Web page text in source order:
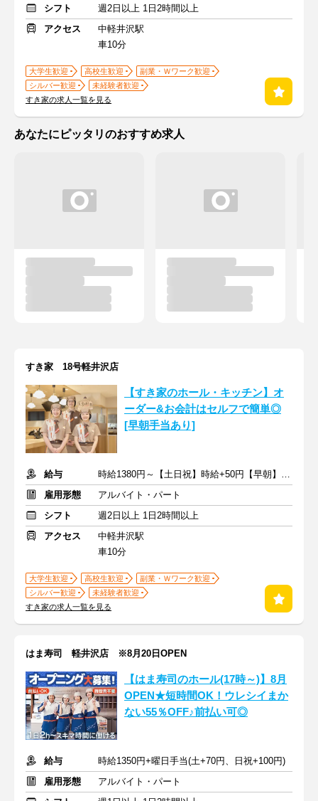
シフト
週2日以上 1日2時間以上
アクセス
中軽井沢駅
車10分
大学生歓迎 高校生歓迎
副業・Ｗワーク歓迎
シルバー歓迎
未経験者歓迎
すき家の求人一覧を見る
あなたにピッタリのおすすめ求人
すき家 18号軽井沢店
【すき家のホール・キッチン】オ
ーダー&お会計はセルフで簡単◎
[早朝手当あり]
給与
時給1380円～【土日祝】時給+50円【早朝】時給+150円
雇用形態
アルバイト・パート
シフト
週2日以上 1日2時間以上
アクセス
中軽井沢駅
車10分
大学生歓迎 高校生歓迎
副業・Ｗワーク歓迎
シルバー歓迎
未経験者歓迎
すき家の求人一覧を見る
はま寿司 軽井沢店 ※8月20日OPEN
【はま寿司のホール(17時～)】8月
OPEN★短時間OK！ウレシイまか
ない55％OFF♪前払い可◎
給与
時給1350円+曜日手当(土+70円、日祝+100円)
雇用形態
アルバイト・パート